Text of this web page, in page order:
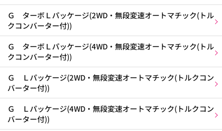
Ｇ ターボＬパッケージ(2WD・無段変速オートマチック(トル
クコンバーター付))
Ｇ ターボＬパッケージ(4WD・無段変速オートマチック(トル
クコンバーター付))
Ｇ Ｌパッケージ(2WD・無段変速オートマチック(トルクコン
バーター付))
Ｇ Ｌパッケージ(4WD・無段変速オートマチック(トルクコン
バーター付))